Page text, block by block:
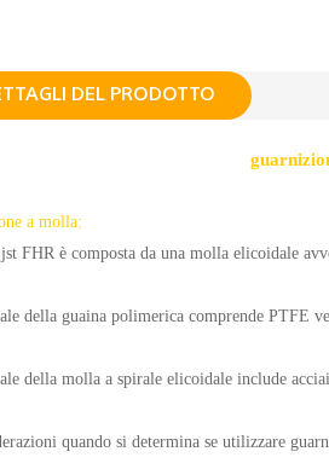
DEL PRODOTTO
a molla:
FHR è composta da una molla elicoidale
della guaina polimerica comprende PTFE
della molla a spirale elicoidale include
quando si determina se utilizzare